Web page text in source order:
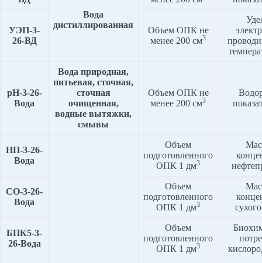
Вода
дистиллированная
УЭП-3-
26-ВД
Объем ОПК не
менее 200 см3
pH-3-26-
Вода
Вода природная,
питьевая, сточная,
сточная
очищенная,
водные вытяжки,
смывы
Объем ОПК не
менее 200 см3
НП-3-26-
Вода
Объем
подготовленного
ОПК 1 дм3
СО-3-26-
Вода
Объем
подготовленного
ОПК 1 дм3
БПК5-3-
26-Вода
Объем
подготовленного
ОПК 1 дм3